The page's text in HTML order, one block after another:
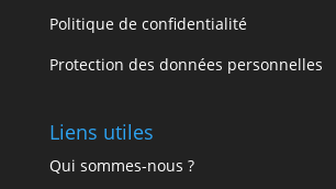
Politique de confidentialité
Protection des données personnelles
Liens utiles
Qui sommes-nous ?